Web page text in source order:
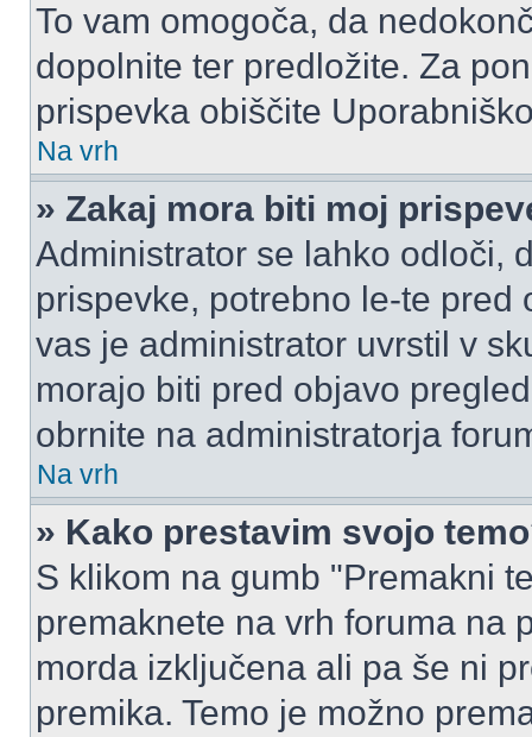
To vam omogoča, da
dopolnite ter predložite. Za
prispevka obiščite
Na vrh
» Zakaj mora biti moj
Administrator se lahko odloči,
prispevke, potrebno le-te
vas je administrator uvrstil v
morajo biti pred objavo
obrnite na administratorja
Na vrh
» Kako prestavim svojo
S klikom na gumb "Premakni
premaknete na vrh foruma na
morda izključena ali pa še ni
premika. Temo je možno